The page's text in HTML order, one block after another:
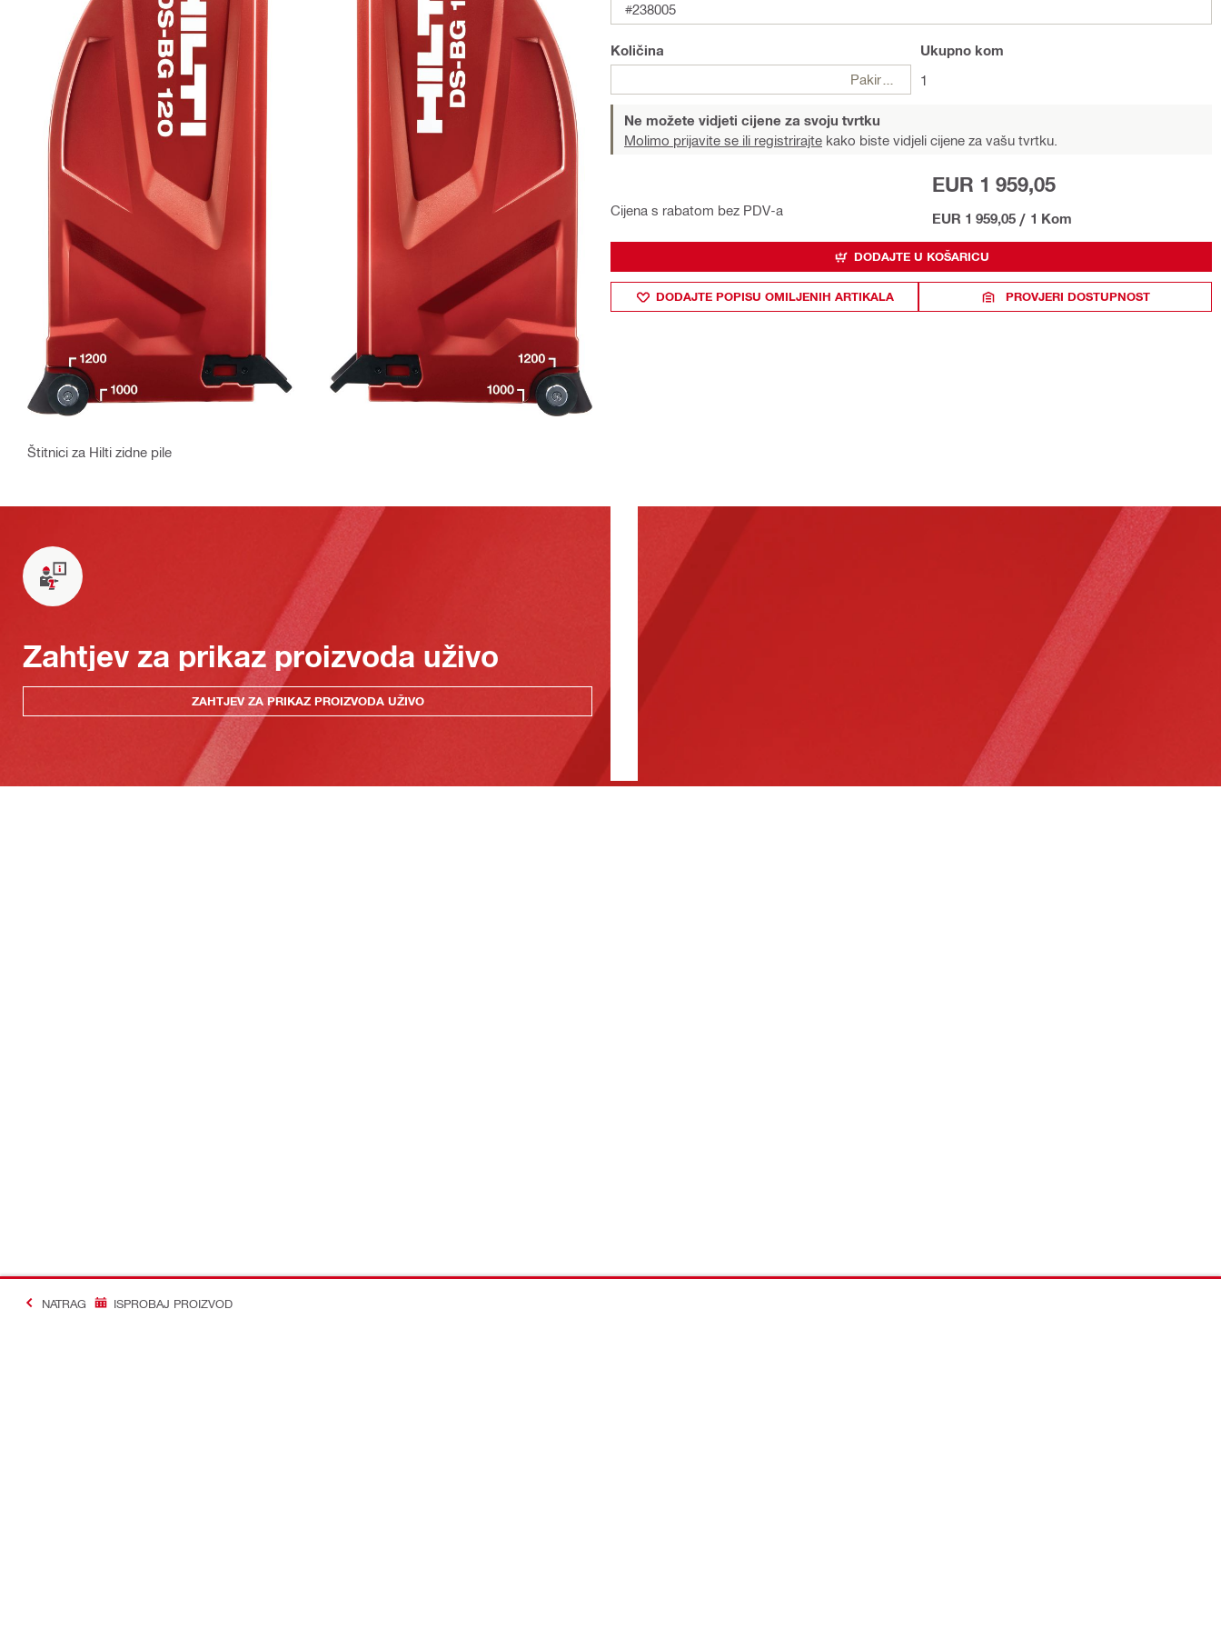
Štitnici za Hilti zidne pile
#238005
Količina
Pakiranje
Ukupno kom
1
Ne možete vidjeti cijene za svoju tvrtku
Molimo prijavite se ili registrirajte kako biste vidjeli cijene za vašu tvrtku.
Cijena s rabatom bez PDV-a
EUR 1 959,05
EUR 1 959,05 / 1 Kom
DODAJTE U KOŠARICU
DODAJTE POPISU OMILJENIH ARTIKALA PROVJERI DOSTUPNOST
Zahtjev za prikaz proizvoda uživo
ZAHTJEV ZA PRIKAZ PROIZVODA UŽIVO
NATRAG ISPROBAJ PROIZVOD